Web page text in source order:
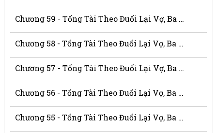
Chương 59 - Tổng Tài Theo Đuổi Lại Vợ, Ba Thật Là Xấu Xa
Chương 58 - Tổng Tài Theo Đuổi Lại Vợ, Ba Thật Là Xấu Xa
Chương 57 - Tổng Tài Theo Đuổi Lại Vợ, Ba Thật Là Xấu Xa
Chương 56 - Tổng Tài Theo Đuổi Lại Vợ, Ba Thật Là Xấu Xa
Chương 55 - Tổng Tài Theo Đuổi Lại Vợ, Ba Thật Là Xấu Xa